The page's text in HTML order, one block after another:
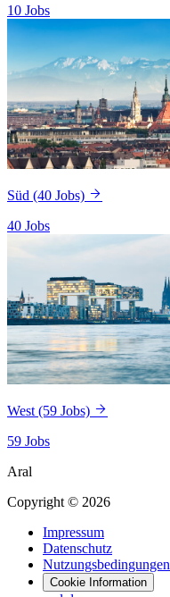
10 Jobs
Süd (40 Jobs)
40 Jobs
West (59 Jobs)
59 Jobs
Aral
Copyright © 2026
Impressum
Datenschutz
Nutzungsbedingungen
Cookie Information